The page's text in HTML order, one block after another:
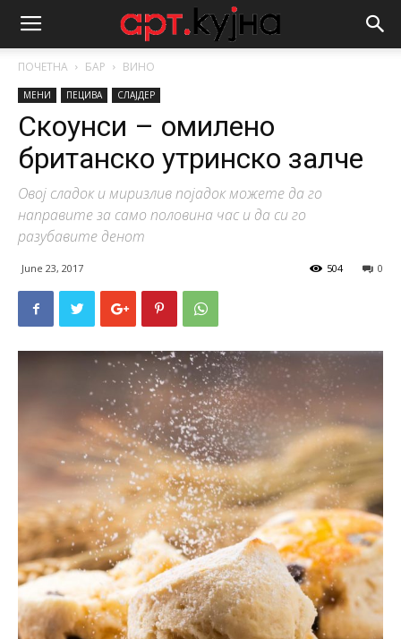
ПОЧЕТНА БАР ВИНО
МЕНИ ПЕЦИВА СЛАЈДЕР
Скоунси – омилено
британско утринско залче
Овој сладок и миризлив појадок можете да го
направите за само половина час и да си го
разубавите денот
June 23, 2017 0
504